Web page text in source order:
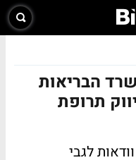
הבריאות
תרופת
לגבי